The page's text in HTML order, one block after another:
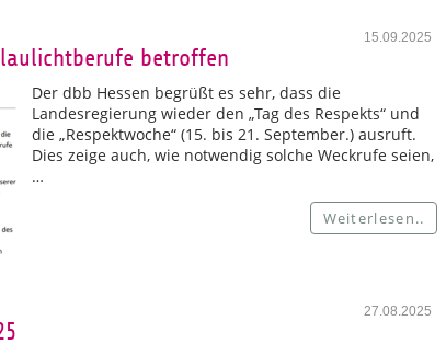
15.09.2025
betroffen
Der dbb Hessen begrüßt es sehr, dass die
Landesregierung wieder den „Tag des Respekts“ und
die „Respektwoche“ (15. bis 21. September.) ausruft.
Dies zeige auch, wie notwendig solche Weckrufe seien,
…
Weiterlesen..
27.08.2025